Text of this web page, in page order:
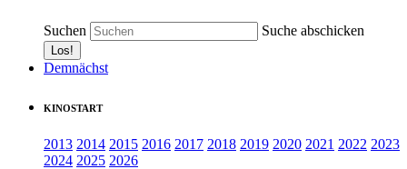
Suchen Suche abschicken
Demnächst
KINOSTART
2013 2014 2015 2016 2017 2018 2019 2020 2021 2022 2023
2024 2025 2026